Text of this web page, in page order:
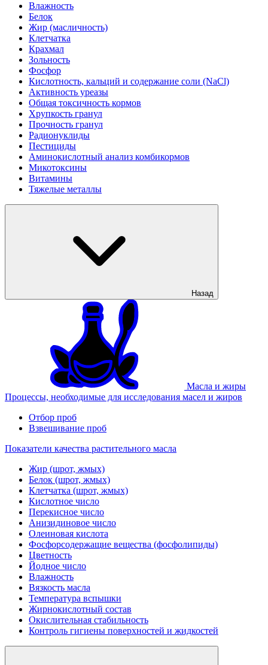
Влажность
Белок
Жир (масличность)
Клетчатка
Крахмал
Зольность
Фосфор
Кислотность, кальций и содержание соли (NaCl)
Активность уреазы
Общая токсичность кормов
Хрупкость гранул
Прочность гранул
Радионуклиды
Пестициды
Аминокислотный анализ комбикормов
Микотоксины
Витамины
Тяжелые металлы
Назад
Масла и жиры
Процессы, необходимые для исследования масел и жиров
Отбор проб
Взвешивание проб
Показатели качества растительного масла
Жир (шрот, жмых)
Белок (шрот, жмых)
Клетчатка (шрот, жмых)
Кислотное число
Перекисное число
Анизидиновое число
Олеиновая кислота
Фосфорсодержащие вещества (фосфолипиды)
Цветность
Йодное число
Влажность
Вязкость масла
Температура вспышки
Жирнокислотный состав
Окислительная стабильность
Контроль гигиены поверхностей и жидкостей